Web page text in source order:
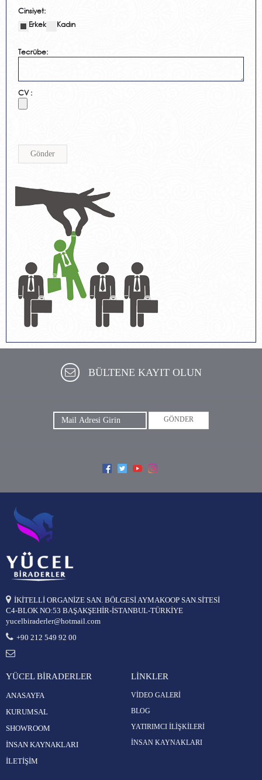
Cinsiyet:
Erkek
Kadın
Tecrübe:
CV :
BÜLTENE KAYIT OLUN
GÖNDER
İKİTELLİ ORGANİZE SAN. BÖLGESİ AYMAKOOP SAN.SİTESİ
C4-BLOK NO:53 BAŞAKŞEHİR-İSTANBUL-TÜRKİYE
yucelbiraderler@hotmail.com
+90 212 549 92 00
YÜCEL BİRADERLER
ANASAYFA
KURUMSAL
SHOWROOM
İNSAN KAYNAKLARI
İLETİŞİM
LİNKLER
VİDEO GALERİ
BLOG
YATIRIMCI İLİŞKİLERİ
İNSAN KAYNAKLARI